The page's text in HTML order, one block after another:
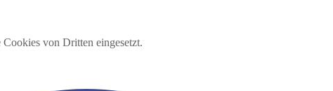
von Dritten eingesetzt.